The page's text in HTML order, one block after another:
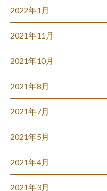
2022年1月
2021年11月
2021年10月
2021年8月
2021年7月
2021年5月
2021年4月
2021年3月